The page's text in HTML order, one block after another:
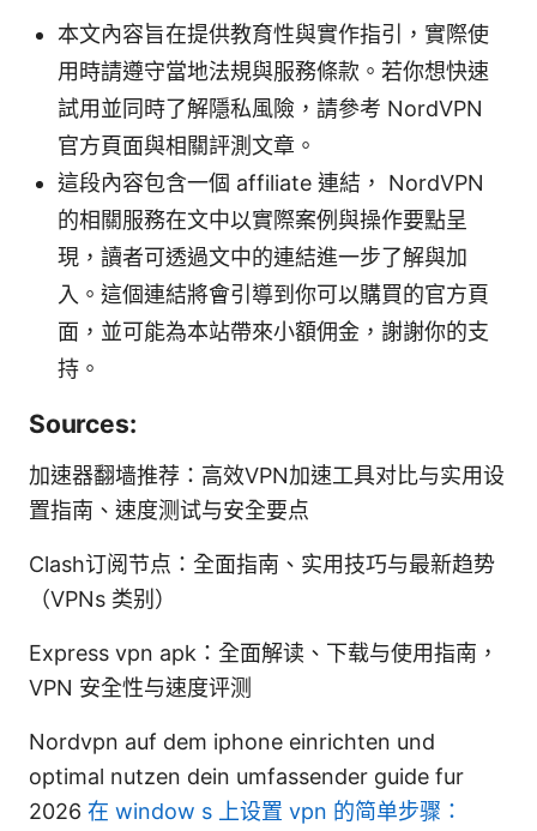
本文內容旨在提供教育性與實作指引，實際使
用時請遵守當地法規與服務條款。若你想快速
試用並同時了解隱私風險，請參考 NordVPN
官方頁面與相關評測文章。
這段內容包含一個 affiliate 連結， NordVPN
的相關服務在文中以實際案例與操作要點呈
現，讀者可透過文中的連結進一步了解與加
入。這個連結將會引導到你可以購買的官方頁
面，並可能為本站帶來小額佣金，謝謝你的支
持。
Sources:
加速器翻墙推荐：高效VPN加速工具对比与实用设
置指南、速度测试与安全要点
Clash订阅节点：全面指南、实用技巧与最新趋势
（VPNs 类别）
Express vpn apk：全面解读、下载与使用指南，
VPN 安全性与速度评测
Nordvpn auf dem iphone einrichten und
optimal nutzen dein umfassender guide fur
2026 在 window s 上设置 vpn 的简单步骤：